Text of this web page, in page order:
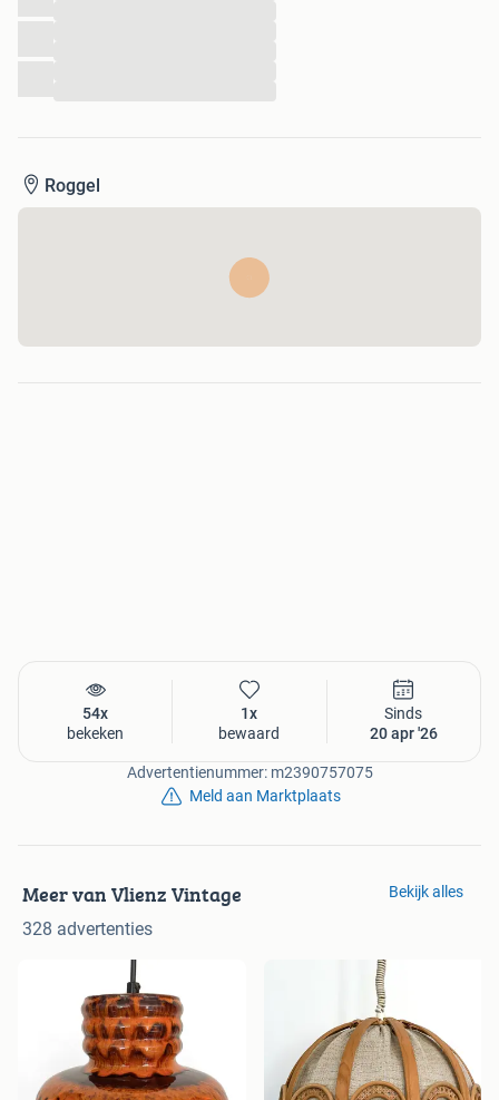
Roggel
54x
bekeken
1x
bewaard
Sinds
20 apr '26
Advertentienummer: m2390757075
Meld aan Marktplaats
Meer van Vlienz Vintage
328 advertenties
Bekijk alles